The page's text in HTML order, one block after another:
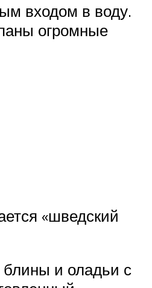
входом в воду.
огромные
«шведский
блины и оладьи с